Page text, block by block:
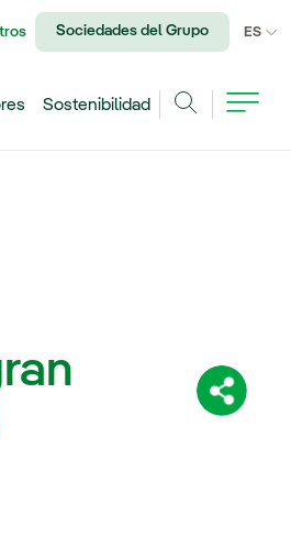
Sociedades del Grupo ES
Sostenibilidad